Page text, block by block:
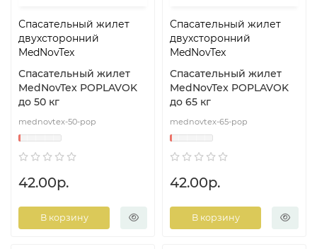
Спасательный жилет
двухсторонний
MedNovTex
Спасательный жилет
MedNovTex POPLAVOK
до 50 кг
mednovtex-50-pop
42.00р.
В корзину
Спасательный жилет
двухсторонний
MedNovTex
Спасательный жилет
MedNovTex POPLAVOK
до 65 кг
mednovtex-65-pop
42.00р.
В корзину